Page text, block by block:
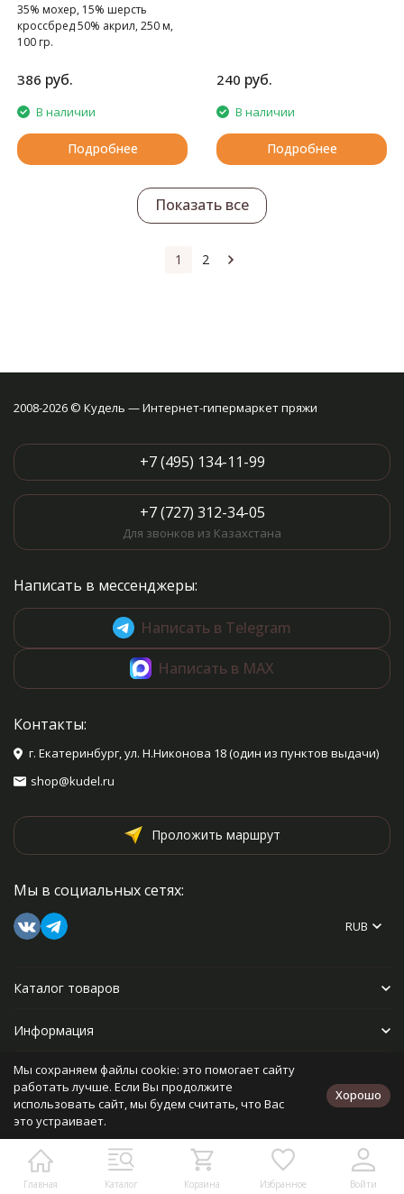
35% мохер, 15% шерсть
кроссбред 50% акрил, 250 м,
100 гр.
386 руб.
В наличии
Подробнее
240 руб.
В наличии
Подробнее
Показать все
1 2
Главная Каталог Корзина Избранное Войти
2008-2026 © Кудель — Интернет-гипермаркет пряжи
+7 (495) 134-11-99
+7 (727) 312-34-05
Для звонков из Казахстана
Написать в мессенджеры:
Написать в Telegram
Написать в MAX
Контакты:
г. Екатеринбург, ул. Н.Никонова 18 (один из пунктов выдачи)
shop@kudel.ru
Проложить маршрут
Мы в социальных сетях:
RUB
Каталог товаров
Информация
Прочее
Политика персональных данных
Разработано в
bodysite.ru
Мы сохраняем файлы cookie: это помогает сайту
работать лучше. Если Вы продолжите
использовать сайт, мы будем считать, что Вас
это устраивает.
Хорошо